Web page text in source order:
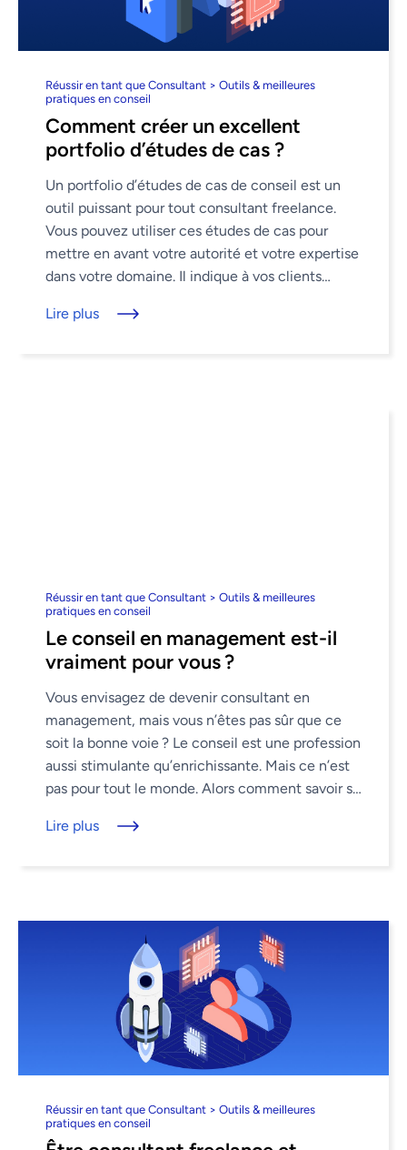
Réussir en tant que Consultant > Outils & meilleures
pratiques en conseil
Comment créer un excellent
portfolio d’études de cas ?
Un portfolio d’études de cas de conseil est un
outil puissant pour tout consultant freelance.
Vous pouvez utiliser ces études de cas pour
mettre en avant votre autorité et votre expertise
dans votre domaine. Il indique à vos clients
Lire plus
Réussir en tant que Consultant > Outils & meilleures
pratiques en conseil
Le conseil en management est-il
vraiment pour vous ?
Vous envisagez de devenir consultant en
management, mais vous n’êtes pas sûr que ce
soit la bonne voie ? Le conseil est une profession
aussi stimulante qu’enrichissante. Mais ce n’est
pas pour tout le monde. Alors comment savoir si
Lire plus
Réussir en tant que Consultant > Outils & meilleures
pratiques en conseil